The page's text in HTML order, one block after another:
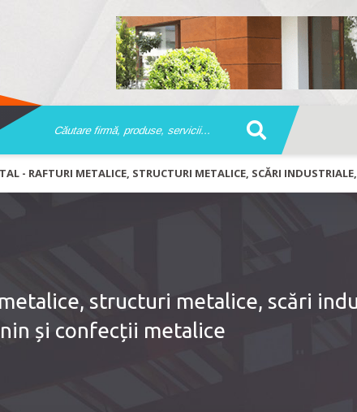
- RAFTURI METALICE, STRUCTURI METALICE, SCĂRI
structuri metalice, scări
și confecții metalice